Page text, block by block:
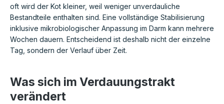
oft wird der Kot kleiner, weil weniger unverdauliche
Bestandteile enthalten sind. Eine vollständige Stabilisierung
inklusive mikrobiologischer Anpassung im Darm kann mehrere
Wochen dauern. Entscheidend ist deshalb nicht der einzelne
Tag, sondern der Verlauf über Zeit.
Was sich im Verdauungstrakt
verändert